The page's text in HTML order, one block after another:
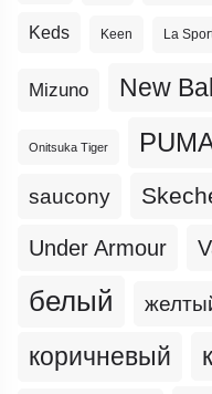
Keds Keen La
Mizuno New
Onitsuka Tiger
saucony
Under Armour
белый
коричневый